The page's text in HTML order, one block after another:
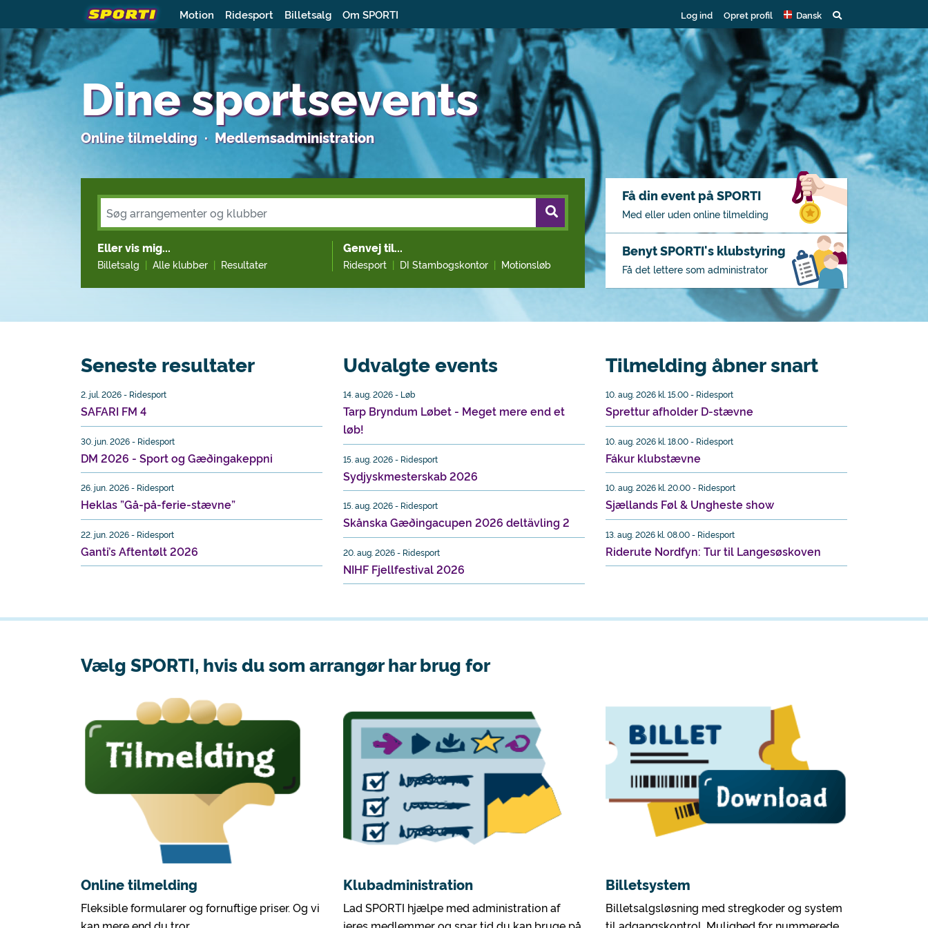
Motion Ridesport Billetsalg Om SPORTI Log ind Opret profil Dansk
Dine sportsevents
Online tilmelding · Medlemsadministration
Eller vis mig...
Billetsalg Alle klubber Resultater
Genvej til...
Ridesport DI Stambogskontor Motionsløb
Få din event på SPORTI
Med eller uden online tilmelding
Benyt SPORTI's klubstyring
Få det lettere som administrator
Seneste resultater
2. jul. 2026 - Ridesport
SAFARI FM 4
30. jun. 2026 - Ridesport
DM 2026 - Sport og Gæðingakeppni
26. jun. 2026 - Ridesport
Heklas ”Gå-på-ferie-stævne”
22. jun. 2026 - Ridesport
Ganti’s Aftentølt 2026
Udvalgte events
14. aug. 2026 - Løb
Tarp Bryndum Løbet - Meget mere end et
løb!
15. aug. 2026 - Ridesport
Sydjyskmesterskab 2026
15. aug. 2026 - Ridesport
Skånska Gæðingacupen 2026 deltävling 2
20. aug. 2026 - Ridesport
NIHF Fjellfestival 2026
Tilmelding åbner snart
10. aug. 2026 kl. 15.00 - Ridesport
Sprettur afholder D-stævne
10. aug. 2026 kl. 18.00 - Ridesport
Fákur klubstævne
10. aug. 2026 kl. 20.00 - Ridesport
Sjællands Føl & Ungheste show
13. aug. 2026 kl. 08.00 - Ridesport
Riderute Nordfyn: Tur til Langesøskoven
Vælg SPORTI, hvis du som arrangør har brug for
Online tilmelding
Fleksible formularer og fornuftige priser. Og vi
Klubadministration
Lad SPORTI hjælpe med administration af
Billetsystem
Billetsalgsløsning med stregkoder og system